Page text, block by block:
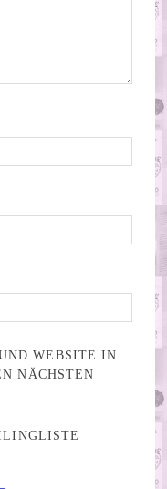
WEBSITE IN
NÄCHSTEN